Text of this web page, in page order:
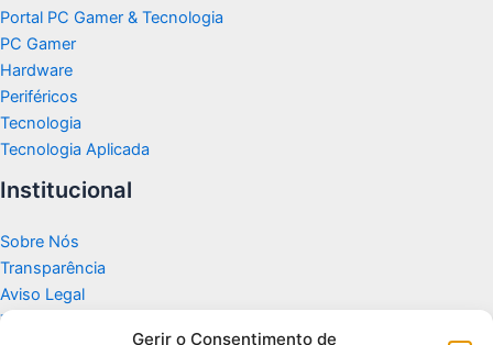
Gerir o Consentimento de
Portal PC Gamer & Tecnologia
PC Gamer
Hardware
Periféricos
Tecnologia
Tecnologia Aplicada
Institucional
Sobre Nós
Transparência
Aviso Legal
Termos de Uso